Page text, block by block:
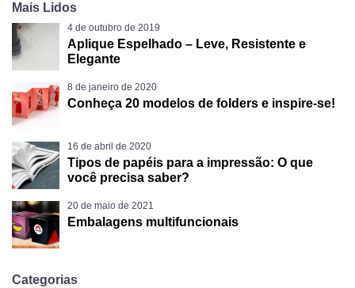
Mais Lidos
4 de outubro de 2019
Aplique Espelhado – Leve, Resistente e
Elegante
8 de janeiro de 2020
Conheça 20 modelos de folders e inspire-se!
16 de abril de 2020
Tipos de papéis para a impressão: O que
você precisa saber?
20 de maio de 2021
Embalagens multifuncionais
Categorias